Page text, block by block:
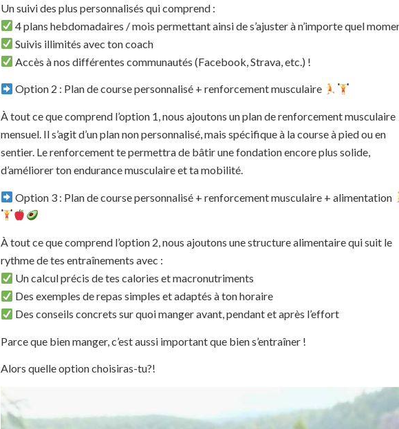
Un suivi des plus personnalisés qui comprend :
4 plans hebdomadaires / mois permettant ainsi de s’ajuster à n’importe quel
Suivis illimités avec ton coach
Accès à nos différentes communautés (Facebook, Strava, etc.) !
Option 2 : Plan de course personnalisé + renforcement musculaire
À tout ce que comprend l’option 1, nous ajoutons un plan de renforcement musculaire
mensuel. Il s’agit d’un plan non personnalisé, mais spécifique à la course à pied ou en
sentier. Le renforcement te permettra de bâtir une fondation encore plus solide,
d’améliorer ton endurance musculaire et ta mobilité.
Option 3 : Plan de course personnalisé + renforcement musculaire + alimentation
À tout ce que comprend l’option 2, nous ajoutons une structure alimentaire qui suit le
rythme de tes entraînements avec :
Un calcul précis de tes calories et macronutriments
Des exemples de repas simples et adaptés à ton horaire
Des conseils concrets sur quoi manger avant, pendant et après l’effort
Parce que bien manger, c’est aussi important que bien s’entraîner !
Alors quelle option choisiras-tu?!